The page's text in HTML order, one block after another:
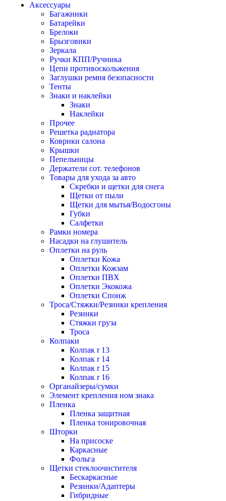
Аксессуары
Багажники
Батарейки
Брелоки
Брызговики
Зеркала
Ручки КПП/Ручника
Цепи противоскольжения
Заглушки ремня безопасности
Тенты
Знаки и наклейки
Знаки
Наклейки
Прочее
Решетка радиатора
Коврики салона
Крышки
Пепельницы
Держатели сот. телефонов
Товары для ухода за авто
Скребки и щетки для снега
Щетки от пыли
Щетки для мытья/Водосгоны
Губки
Салфетки
Рамки номера
Насадки на глушитель
Оплетки на руль
Оплетки Кожа
Оплетки Кожзам
Оплетки ПВХ
Оплетки Экокожа
Оплетки Спонж
Троса/Стяжки/Резинки крепления
Резинки
Стяжки груза
Троса
Колпаки
Колпак r 13
Колпак r 14
Колпак r 15
Колпак r 16
Органайзеры/сумки
Элемент крепления ном знака
Пленка
Пленка защитная
Пленка тонировочная
Шторки
На присоске
Каркасные
Фольга
Щетки стеклоочистителя
Бескаркасные
Резинки/Адаптеры
Гибридные